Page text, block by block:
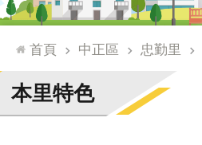
台
通
臺
北
市
首頁 中正區 忠勤里
本里特色